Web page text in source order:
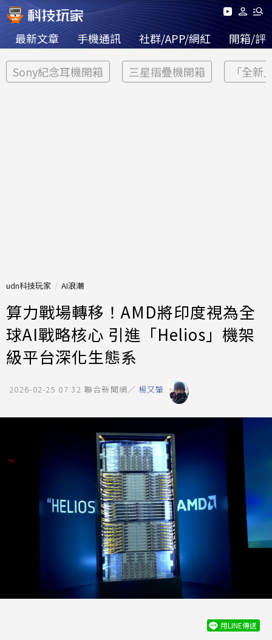
最新文章 手機通訊 社群/APP/網紅 開箱/評
Sony紀念耳機開箱 三星摺疊機開箱 「全新
udn科技玩家 AI浪潮
算力戰場轉移！AMD將印度視為全
球AI戰略核心 引進「Helios」機架
級平台深化生態系
2026-02-25 07:32 聯合新聞網／ 楊又肇
用LINE傳送